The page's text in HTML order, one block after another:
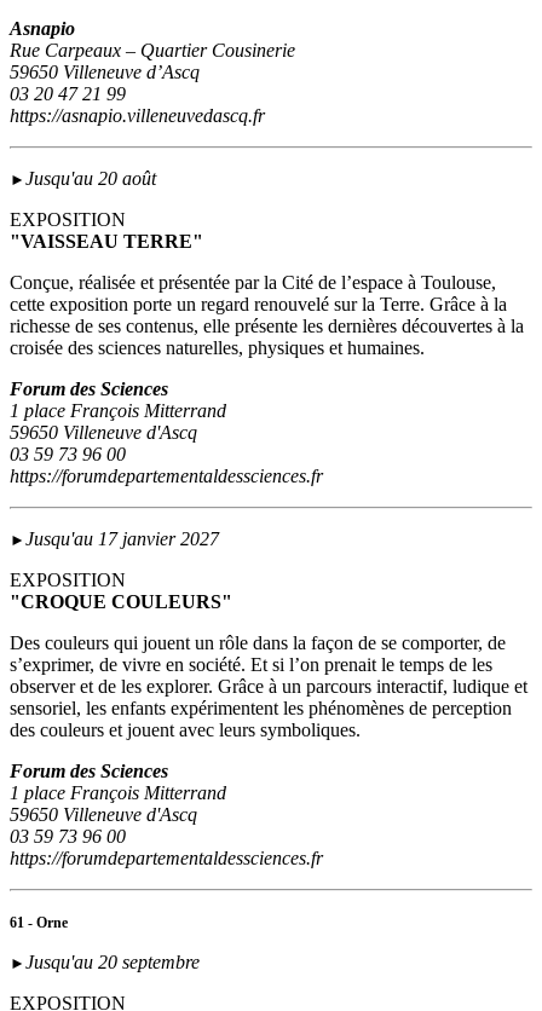
Asnapio
Rue Carpeaux – Quartier Cousinerie
59650 Villeneuve d’Ascq
03 20 47 21 99
https://asnapio.villeneuvedascq.fr
► Jusqu'au 20 août
EXPOSITION
"VAISSEAU TERRE"
Conçue, réalisée et présentée par la Cité de l’espace à Toulouse,
cette exposition porte un regard renouvelé sur la Terre. Grâce à la
richesse de ses contenus, elle présente les dernières découvertes à la
croisée des sciences naturelles, physiques et humaines.
Forum des Sciences
1 place François Mitterrand
59650 Villeneuve d'Ascq
03 59 73 96 00
https://forumdepartementaldessciences.fr
► Jusqu'au 17 janvier 2027
EXPOSITION
"CROQUE COULEURS"
Des couleurs qui jouent un rôle dans la façon de se comporter, de
s’exprimer, de vivre en société. Et si l’on prenait le temps de les
observer et de les explorer. Grâce à un parcours interactif, ludique et
sensoriel, les enfants expérimentent les phénomènes de perception
des couleurs et jouent avec leurs symboliques.
Forum des Sciences
1 place François Mitterrand
59650 Villeneuve d'Ascq
03 59 73 96 00
https://forumdepartementaldessciences.fr
61 - Orne
► Jusqu'au 20 septembre
EXPOSITION